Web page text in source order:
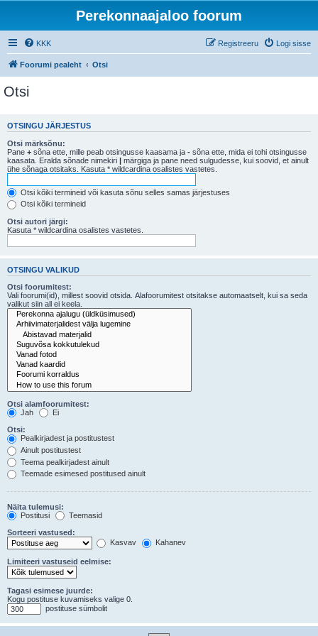
Perekonnaajaloo foorum
KKK Logi sisse
Registreeru
Foorumi pealeht Otsi
Otsi
OTSINGU JÄRJESTUS
Otsi märksõnu:
Pane + sõna ette, mille peab otsingusse kaasama ja - sõna ette, mida ei tohi otsingusse
kaasata. Eralda sõnade nimekiri | märgiga ja pane need sulgudesse, kui soovid, et ainult
ühe sõnaga otsitaks. Kasuta * wildcardina osalistes vastetes.
Otsi kõiki termineid või kasuta sõnu selles samas järjestuses
Otsi kõiki termineid
Otsi autori järgi:
Kasuta * wildcardina osalistes vastetes.
OTSINGU VALIKUD
Otsi foorumitest:
Vali foorumi(id), millest soovid otsida. Alafoorumitest otsitakse automaatselt, kui sa seda
valikut siin all ei keela.
Otsi alamfoorumitest:
Jah
Ei
Otsi:
Pealkirjadest ja postitustest
Ainult postitustest
Teema pealkirjadest ainult
Teemade esimesed postitused ainult
Näita tulemusi:
Postitusi
Teemasid
Sorteeri vastused:
Kasvav
Kahanev
Limiteeri vastuseid eelmise:
Tagasi esimese juurde:
Kogu postituse kuvamiseks valige 0.
postituse sümbolit